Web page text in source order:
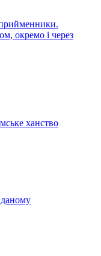
прийменники.
окремо і через
ханство